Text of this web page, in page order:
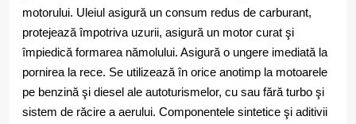
motorului. Uleiul asigură un consum redus de carburant,
protejează împotriva uzurii, asigură un motor curat şi
împiedică formarea nămolului. Asigură o ungere imediată la
pornirea la rece. Se utilizează în orice anotimp la motoarele
pe benzină şi diesel ale autoturismelor, cu sau fără turbo şi
sistem de răcire a aerului. Componentele sintetice şi aditivii